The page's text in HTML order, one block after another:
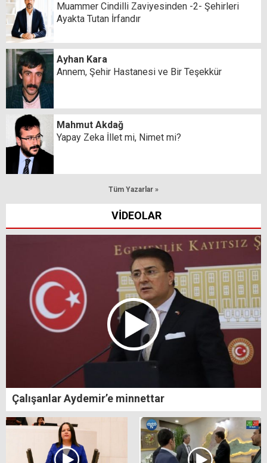
Muammer Cindilli Zaviyesinden -2- Şehirleri
Ayakta Tutan İrfandır
Ayhan Kara
Annem, Şehir Hastanesi ve Bir Teşekkür
Mahmut Akdağ
Yapay Zeka İllet mi, Nimet mi?
Tüm Yazarlar »
VİDEOLAR
Çalışanlar Aydemir’e minnettar